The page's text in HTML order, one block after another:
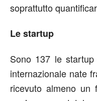
soprattutto
Le startup
Sono 137 le
internazionale nate
ricevuto almeno un